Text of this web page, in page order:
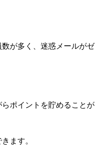
が多く、迷惑メールがゼ
ポイントを貯めることが
ます。